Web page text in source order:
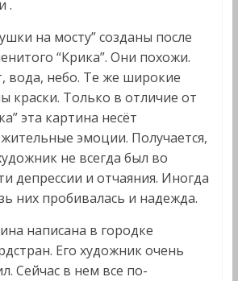
.
на мосту” созданы после
“Крика”. Они похожи.
вода, небо. Те же широкие
краски. Только в отличие от
эта картина несёт
эмоции. Получается,
не всегда был во
депрессии и отчаяния. Иногда
них пробивалась и надежда.
написана в городке
Его художник очень
Сейчас в нем все по-